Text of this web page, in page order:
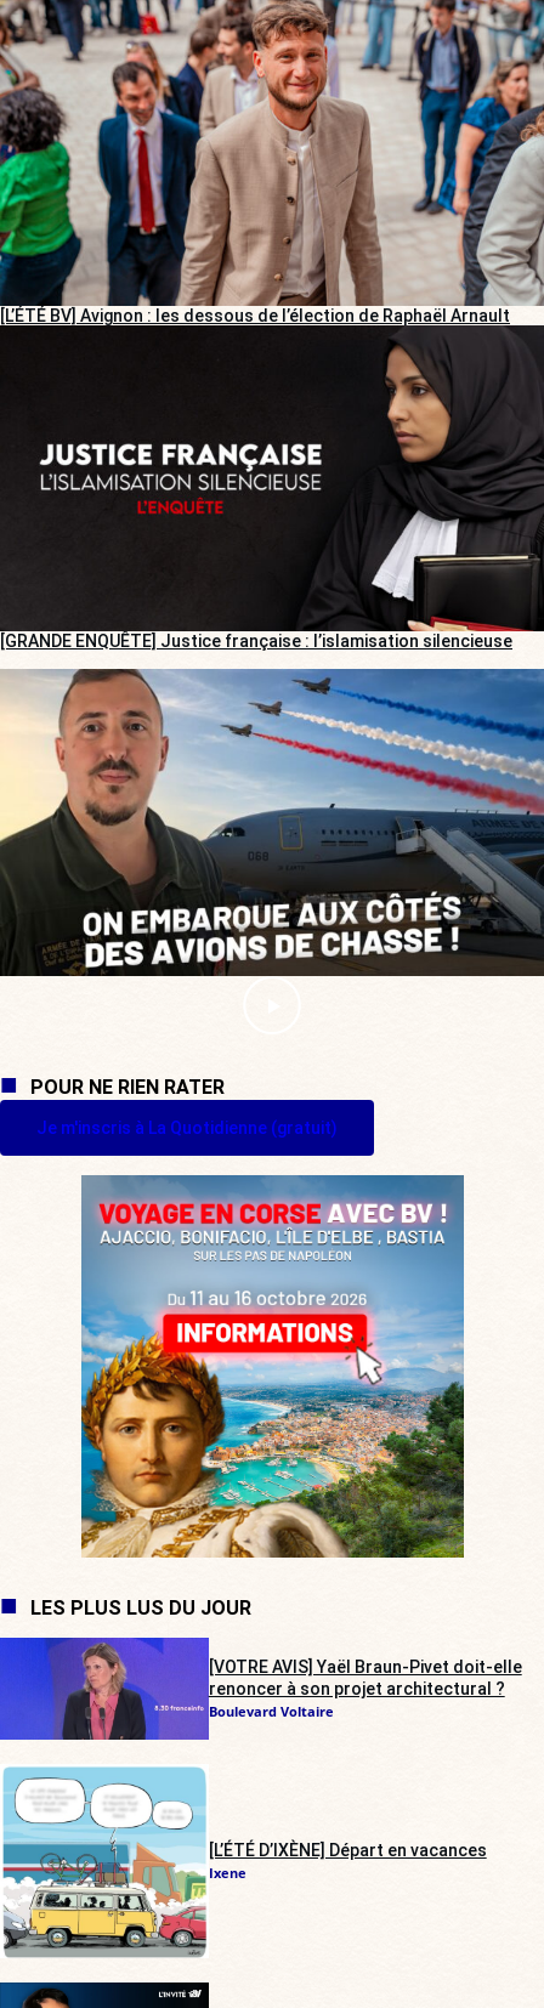
[L’ÉTÉ BV] Avignon : les dessous de l’élection de Raphaël Arnault
[GRANDE ENQUÊTE] Justice française : l’islamisation silencieuse
POUR NE RIEN RATER
Je m'inscris à La Quotidienne (gratuit)
LES PLUS LUS DU JOUR
[VOTRE AVIS] Yaël Braun-Pivet doit-elle
renoncer à son projet architectural ?
Boulevard Voltaire
[L’ÉTÉ D’IXÈNE] Départ en vacances
Ixene